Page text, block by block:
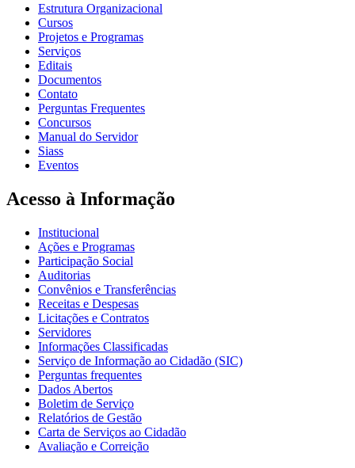
Estrutura Organizacional
Cursos
Projetos e Programas
Serviços
Editais
Documentos
Contato
Perguntas Frequentes
Concursos
Manual do Servidor
Siass
Eventos
Acesso à Informação
Institucional
Ações e Programas
Participação Social
Auditorias
Convênios e Transferências
Receitas e Despesas
Licitações e Contratos
Servidores
Informações Classificadas
Serviço de Informação ao Cidadão (SIC)
Perguntas frequentes
Dados Abertos
Boletim de Serviço
Relatórios de Gestão
Carta de Serviços ao Cidadão
Avaliação e Correição